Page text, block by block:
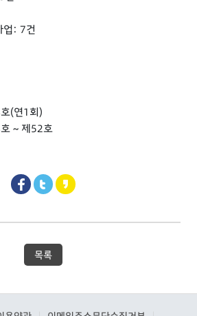
업: 7건
(연1회)
~ 제52호
목록